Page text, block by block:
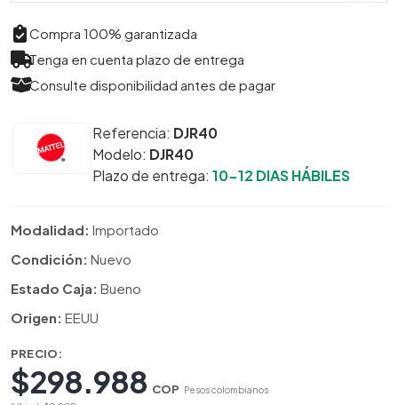
Compra 100% garantizada
Tenga en cuenta plazo de entrega
Consulte disponibilidad antes de pagar
Referencia: DJR40
Modelo: DJR40
Plazo de entrega: 10-12 DIAS HÁBILES
Modalidad: Importado
Condición: Nuevo
Estado Caja: Bueno
Origen: EEUU
PRECIO:
$298.988 COP Pesos colombianos